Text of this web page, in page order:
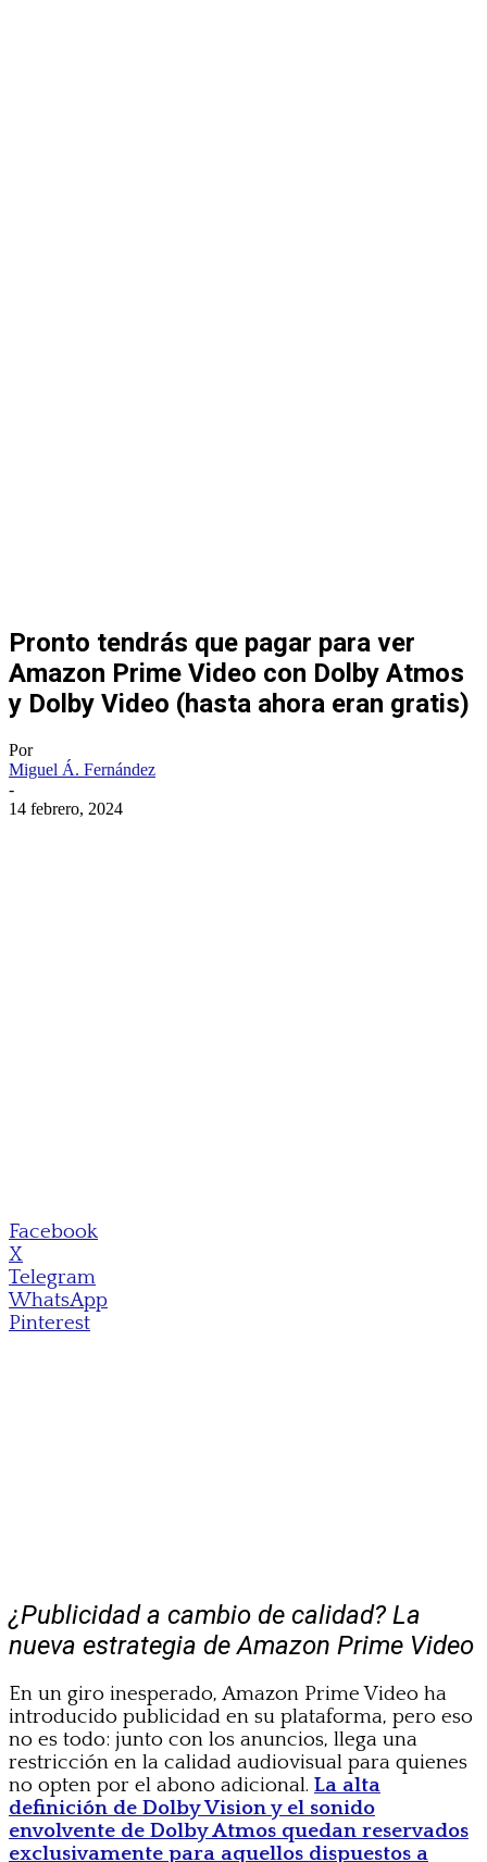
Pronto tendrás que pagar para ver
Amazon Prime Video con Dolby Atmos
y Dolby Video (hasta ahora eran gratis)
Por
Miguel Á. Fernández
-
14 febrero, 2024
Facebook
X
Telegram
WhatsApp
Pinterest
¿Publicidad a cambio de calidad? La
nueva estrategia de Amazon Prime Video
En un giro inesperado, Amazon Prime Video ha
introducido publicidad en su plataforma, pero eso
no es todo: junto con los anuncios, llega una
restricción en la calidad audiovisual para quienes
no opten por el abono adicional. La alta
definición de Dolby Vision y el sonido
envolvente de Dolby Atmos quedan reservados
exclusivamente para aquellos dispuestos a